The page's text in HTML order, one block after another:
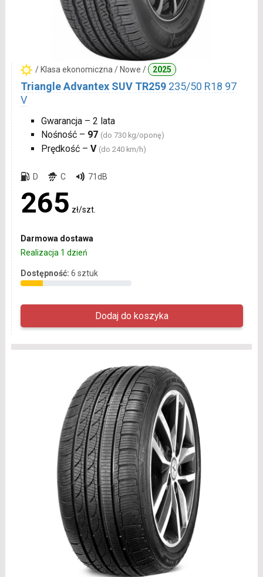
/ Klasa ekonomiczna / Nowe / 2025
Triangle Advantex SUV TR259 235/50 R18 97
V
Gwarancja – 2 lata
Nośność – 97 (do 730 kg/oponę)
Prędkość – V (do 240 km/h)
D C 71dB
265 zł/szt.
Darmowa dostawa
Realizacja 1 dzień
Dostępność: 6 sztuk